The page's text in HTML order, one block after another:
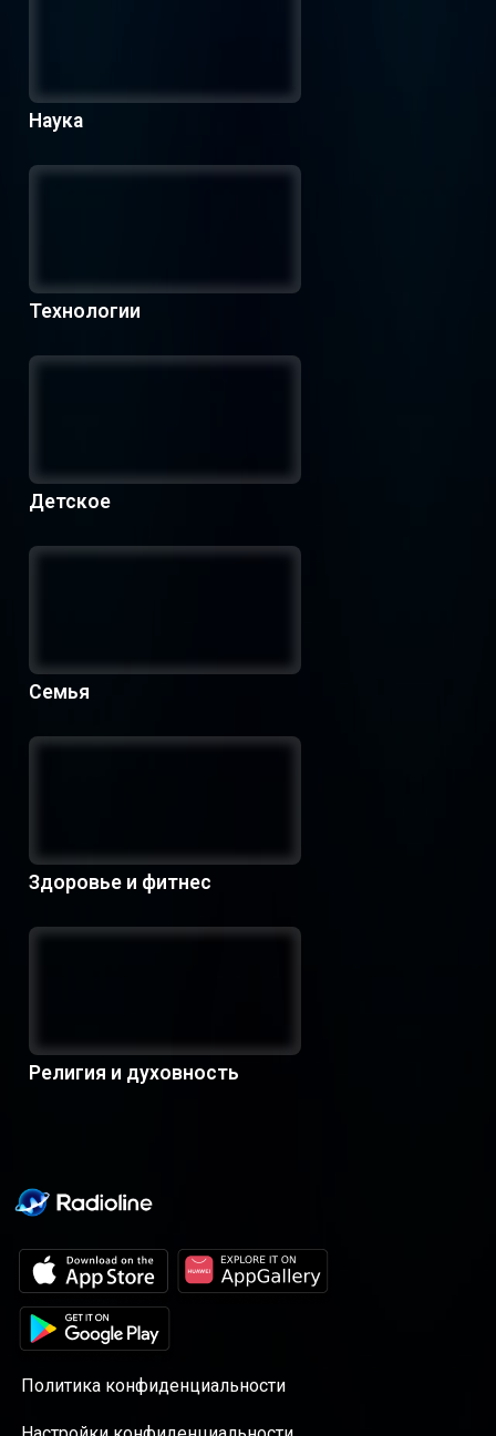
Наука
Технологии
Детское
Семья
Здоровье и фитнес
Религия и духовность
Политика конфиденциальности